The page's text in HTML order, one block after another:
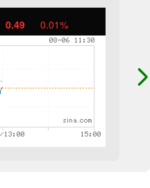
0.49 0.01%